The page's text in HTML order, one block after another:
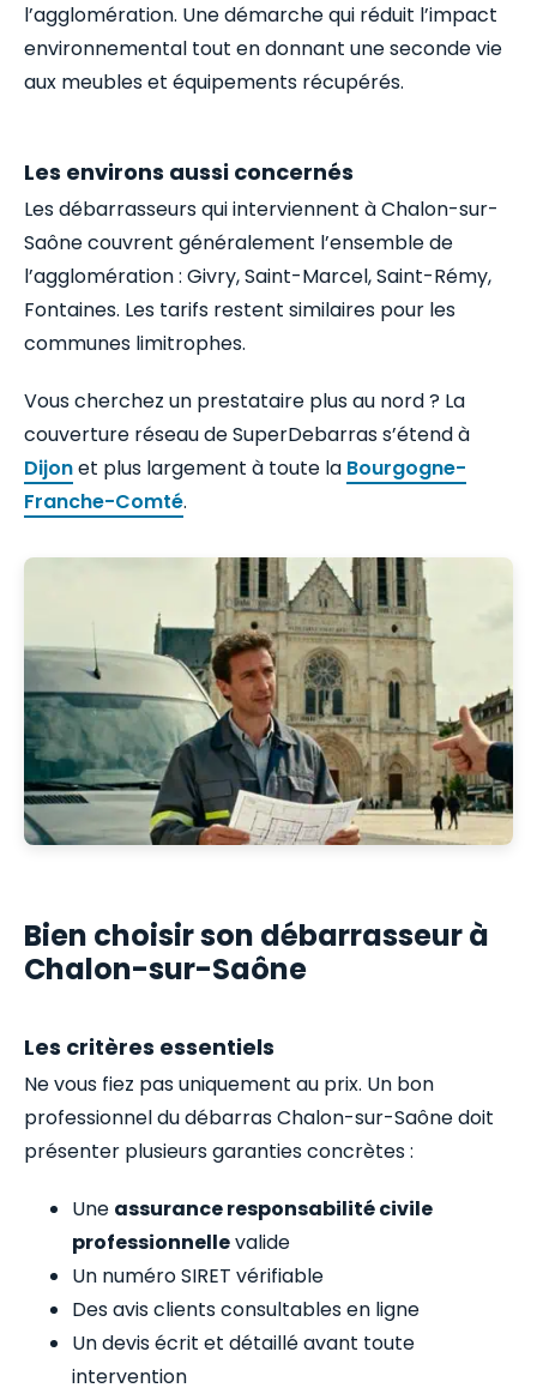
l’agglomération. Une démarche qui réduit l’impact
environnemental tout en donnant une seconde vie
aux meubles et équipements récupérés.
Les environs aussi concernés
Les débarrasseurs qui interviennent à Chalon-sur-
Saône couvrent généralement l’ensemble de
l’agglomération : Givry, Saint-Marcel, Saint-Rémy,
Fontaines. Les tarifs restent similaires pour les
communes limitrophes.
Vous cherchez un prestataire plus au nord ? La
couverture réseau de SuperDebarras s’étend à
Dijonet plus largement à toute la Bourgogne-
Franche-Comté.
Bien choisir son débarrasseur à
Chalon-sur-Saône
Les critères essentiels
Ne vous fiez pas uniquement au prix. Un bon
professionnel du débarras Chalon-sur-Saône doit
présenter plusieurs garanties concrètes :
Une assurance responsabilité civile
professionnellevalide
Un numéro SIRET vérifiable
Des avis clients consultables en ligne
Un devis écrit et détaillé avant toute
intervention